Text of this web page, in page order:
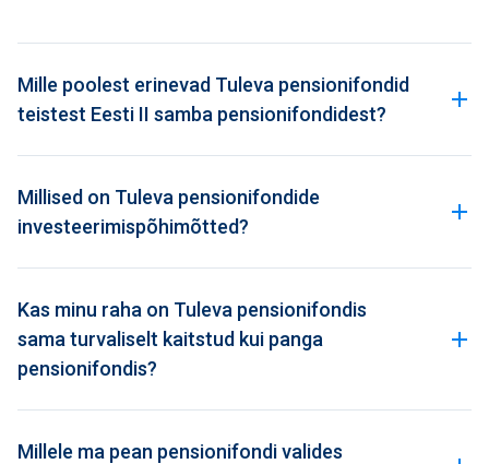
Mille poolest erinevad Tuleva pensionifondid
teistest Eesti II samba pensionifondidest?
Millised on Tuleva pensionifondide
investeerimispõhimõtted?
Kas minu raha on Tuleva pensionifondis
sama turvaliselt kaitstud kui panga
pensionifondis?
Millele ma pean pensionifondi valides